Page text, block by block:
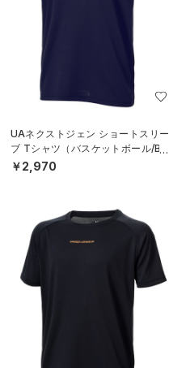
UAネクストジェン ショートスリー
ブ Tシャツ（バスケットボール/BO
YS）
￥2,970